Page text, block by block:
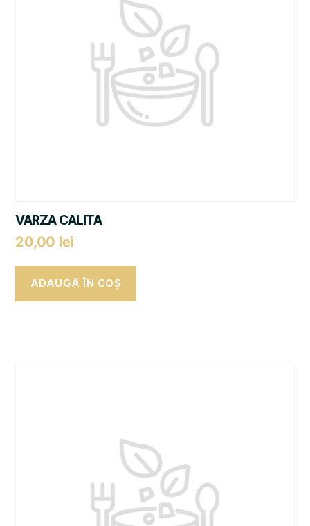
VARZA CALITA
20,00 lei
ADAUGĂ ÎN COȘ